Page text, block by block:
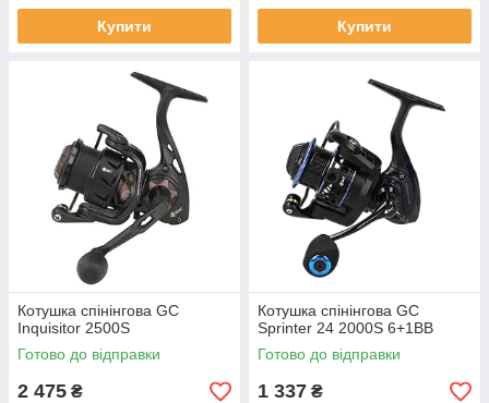
Купити Купити
Котушка спінінгова GC
Inquisitor 2500S
Готово до відправки
2 475 ₴
Кoтушка спінінгова GC
Sprinter 24 2000S 6+1BB
Готово до відправки
1 337 ₴